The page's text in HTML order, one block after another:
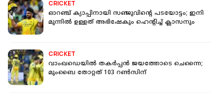
CRICKET
ഓറഞ്ച് ക്യാപ്പിനായി സഞ്ജുവിന്റെ പടയോട്ടം; ഇനി
മുന്നിൽ ഉള്ളത് അഭിഷേകും ഹെന്‍റിച്ച് ക്ലാസനും
CRICKET
വാംഖഡെയില്‍ തകര്‍പ്പന്‍ ജയത്തോടെ ചെന്നൈ;
മുംബൈ തോറ്റത് 103 റണ്‍സിന്